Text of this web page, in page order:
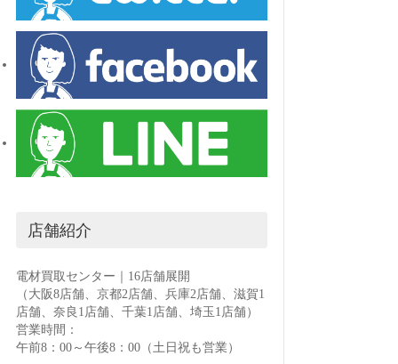
店舗紹介
電材買取センター｜16店舗展開
（大阪8店舗、京都2店舗、兵庫2店舗、滋賀1
店舗、奈良1店舗、千葉1店舗、埼玉1店舗）
営業時間：
午前8：00～午後8：00（土日祝も営業）